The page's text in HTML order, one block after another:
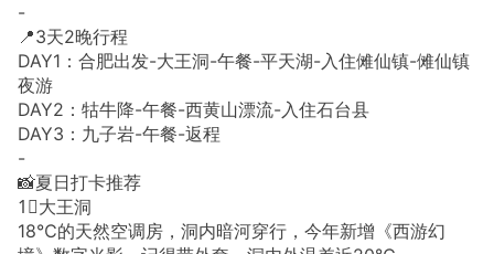
-
📍3天2晚行程
DAY1：合肥出发-大王洞-午餐-平天湖-入住傩仙镇-傩仙镇
夜游
DAY2：牯牛降-午餐-西黄山漂流-入住石台县
DAY3：九子岩-午餐-返程
-
📸夏日打卡推荐
1⃣️大王洞
18℃的天然空调房，洞内暗河穿行，今年新增《西游幻